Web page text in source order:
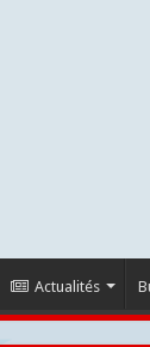
Actualités